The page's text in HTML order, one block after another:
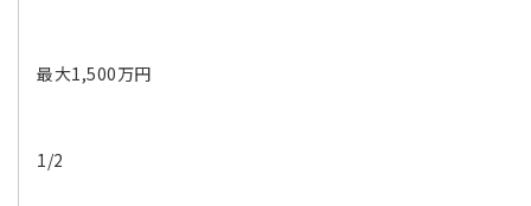
最大1,500万円
1/2